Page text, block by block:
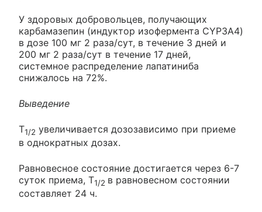
У здоровых добровольцев, получающих
карбамазепин (индуктор изофермента CYP3A4)
в дозе 100 мг 2 раза/сут, в течение 3 дней и
200 мг 2 раза/сут в течение 17 дней,
системное распределение лапатиниба
снижалось на 72%.
Выведение
T1/2 увеличивается дозозависимо при приеме
в однократных дозах.
Равновесное состояние достигается через 6-7
суток приема, T1/2 в равновесном состоянии
составляет 24 ч.